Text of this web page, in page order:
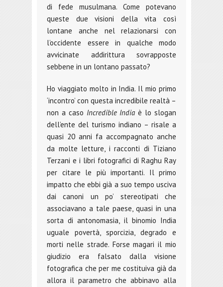
di fede musulmana. Come potevano
queste due visioni della vita così
lontane anche nel relazionarsi con
l’occidente essere in qualche modo
avvicinate addirittura sovrapposte
sebbene in un lontano passato?
Ho viaggiato molto in India. Il mio primo
‘incontro’ con questa incredibile realtà –
non a caso Incredible India è lo slogan
dell’ente del turismo indiano – risale a
quasi 20 anni fa accompagnato anche
da molte letture, i racconti di Tiziano
Terzani e i libri fotografici di Raghu Ray
per citare le più importanti. Il primo
impatto che ebbi già a suo tempo usciva
dai canoni un po’ stereotipati che
associavano a tale paese, quasi in una
sorta di antonomasia, il binomio India
uguale povertà, sporcizia, degrado e
morti nelle strade. Forse magari il mio
giudizio era falsato dalla visione
fotografica che per me costituiva già da
allora il parametro che abbinavo alla